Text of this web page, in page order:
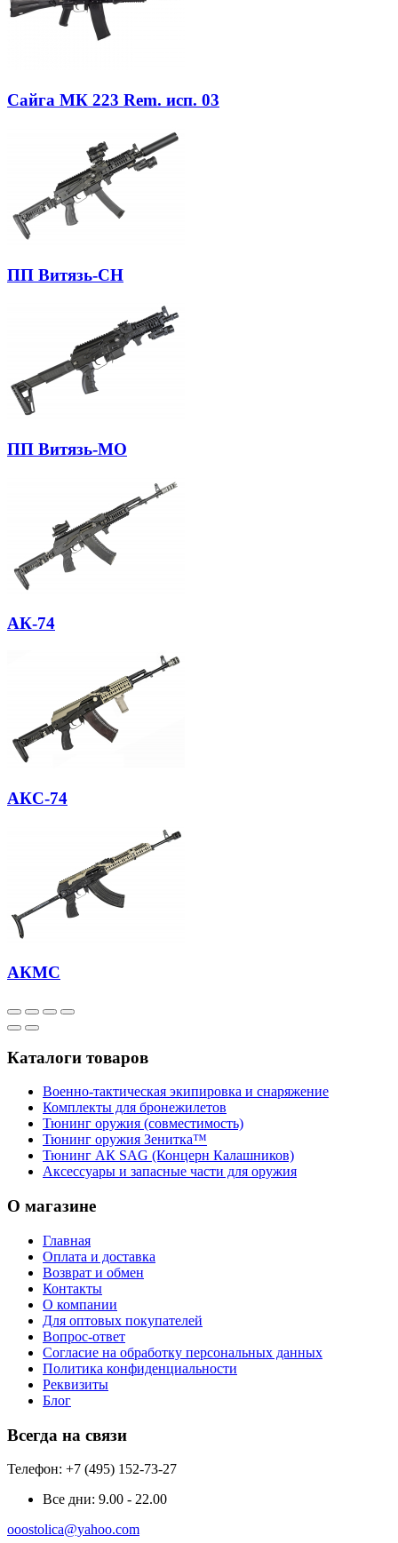
Сайга МК 223 Rem. исп. 03
ПП Витязь-СН
ПП Витязь-МО
АК-74
АКС-74
АКМС
Каталоги товаров
Военно-тактическая экипировка и снаряжение
Комплекты для бронежилетов
Тюнинг оружия (совместимость)
Тюнинг оружия Зенитка™
Тюнинг АК SAG (Концерн Калашников)
Аксессуары и запасные части для оружия
О магазине
Главная
Оплата и доставка
Возврат и обмен
Контакты
О компании
Для оптовых покупателей
Вопрос-ответ
Согласие на обработку персональных данных
Политика конфиденциальности
Реквизиты
Блог
Всегда на связи
Телефон: +7 (495) 152-73-27
Все дни: 9.00 - 22.00
ooostolica@yahoo.com